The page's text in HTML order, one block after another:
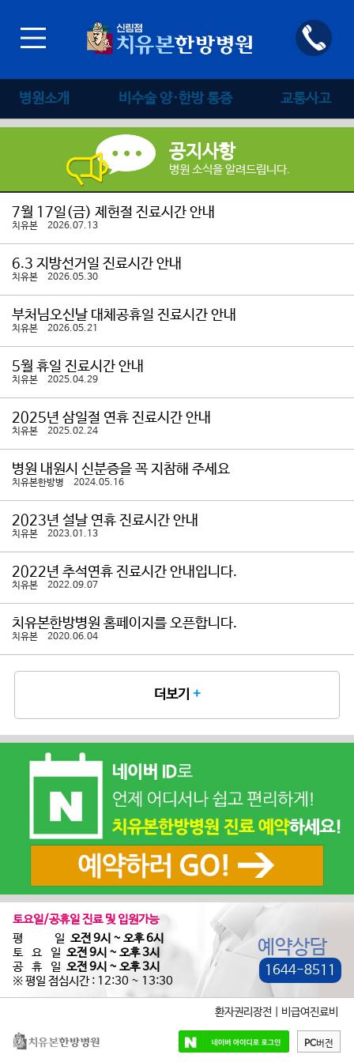
병원소개 비수술 양·한방 통증 교통사고
공지사항
병원 소식을 알려드립니다.
7월 17일(금) 제헌절 진료시간 안내
치유본 2026.07.13
6.3 지방선거일 진료시간 안내
치유본 2026.05.30
부처님오신날 대체공휴일 진료시간 안내
치유본 2026.05.21
5월 휴일 진료시간 안내
치유본 2025.04.29
2025년 삼일절 연휴 진료시간 안내
치유본 2025.02.24
병원 내원시 신분증을 꼭 지참해 주세요
치유본한방병 2024.05.16
2023년 설날 연휴 진료시간 안내
치유본 2023.01.13
2022년 추석연휴 진료시간 안내입니다.
치유본 2022.09.07
치유본한방병원 홈페이지를 오픈합니다.
치유본 2020.06.04
더보기 +
토요일/공휴일 진료 및 입원가능
평 일 오전 9시 ~ 오후 6시
토 요 일 오전 9시 ~ 오후 3시
공 휴 일 오전 9시 ~ 오후 3시
※ 평일 점심시간 : 12:30 ~ 13:30
예약상담
1644-8511
환자권리장전 비급여진료비
PC버전